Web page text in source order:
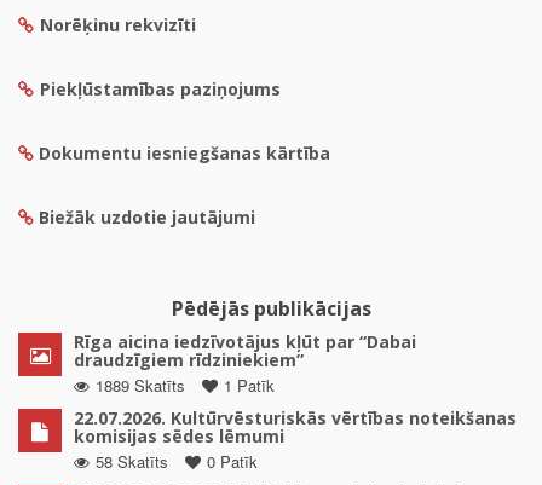
Norēķinu rekvizīti
Piekļūstamības paziņojums
Dokumentu iesniegšanas kārtība
Biežāk uzdotie jautājumi
Pēdējās publikācijas
Rīga aicina iedzīvotājus kļūt par “Dabai
draudzīgiem rīdziniekiem”
1889 Skatīts
1 Patīk
22.07.2026. Kultūrvēsturiskās vērtības noteikšanas
komisijas sēdes lēmumi
58 Skatīts
0 Patīk